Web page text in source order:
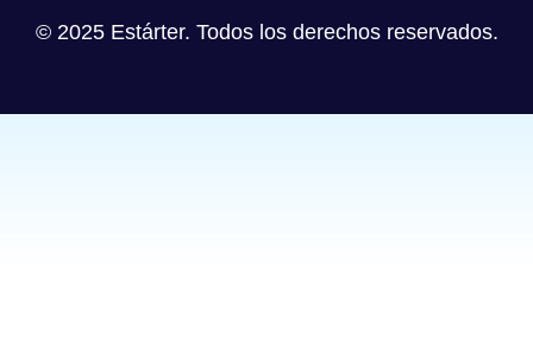
© 2025 Estárter. Todos los derechos reservados.